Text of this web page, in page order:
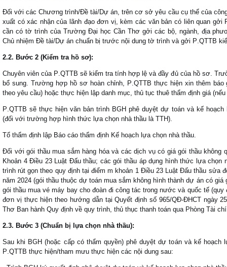
Đối với các Chương trình/Đề tài/Dự án,trên cơsở yêu cầu cụ thể của cô
xuất cóxác nhận của lãnh đạođơn vị, kèm các văn bản có liên quan gởi
cần có tờ trình của TrườngĐại học Cần Thơ gởi các bộ, ngành, địa ph
Chủ nhiệm Đề tài/Dự án chuẩn bị trước nội dung tờ trình và gởi P.QTTB
2.2. Bước 2 (Kiểm tra hồ sơ):
Chuyên viên của P.QTTB sẽ kiểm tra tính hợp lệ và đầy đủ của hồ sơ. Trư
bổ sung. Trường hợp hồ sơ hoàn chỉnh, P.QTTB thực hiện xin thêm báo
theo yêu cầu) hoặc thực hiện lập danh mục, thủ tục thuê thẩm định giá (
P.QTTB sẽ thực hiện văn bản trình BGH phêduyệt dự toán và kế hoạch
(đối với trường hợp hình thức lựa chọn nhà thầu l à TTH).
Tổ thẩm định l ập Báo cáo thẩm định Kế hoạch lựa chọn nhà thầu.
Đối với gói thầu mua sắm hàng hóa và các dịch vụ có giá gói thầu không
Khoản 4 Điều 23 Luật Đấu thầu; các gói thầu áp dụng hình thức lựa chọn
trình rút gọn theo quy định tại điểm m khoản 1 Điều 23 Luật Đấu thầu sửa
năm 2024 (gói thầu thuộc dự toán mua sắm không hình thành dự án có giá
gói thầu mua vé máy bay cho đoàn đi công tác trong nước và quốc tế
đơn vị thực hiện theo hướng dẫn tại Quyết định số 965/QĐ-ĐHCT ngày
Thơ Ban hành Quy định về quy trình, thủ thục thanh toán qua Phòng Tài
2.3. Bước 3 (Chuẩn bị lựa chọn nhà thầu):
Sau khi BGH(hoặc cấp có thẩm quyền)phêduyệt dự toán và kế hoạch
P.QTTB thực hiện/tham mưu thực hiện các nội dung sau: